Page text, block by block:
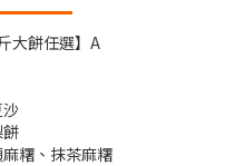
大餅任選】A
糬、抹茶麻糬